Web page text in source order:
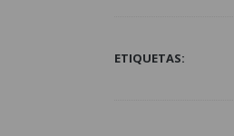
ETIQUETAS: